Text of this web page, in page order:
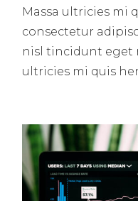
Massa ultricies mi
consectetur
nisl tincidunt eget
ultricies mi quis